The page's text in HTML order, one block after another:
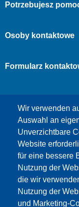
Wir verwenden
Auswahl an
Unverzichtbare
Website
für eine bessere
Nutzung der
die wir
Nutzung der
und Marketing-
Potrzebujesz
Osoby kontaktowe
Formularz
Dieser Inhalt